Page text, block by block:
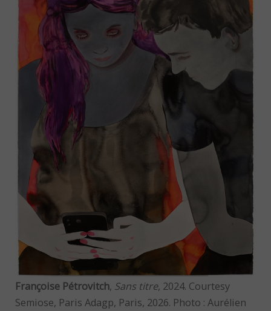
Françoise Pétrovitch, Sans titre, 2024. Courtesy
Semiose, Paris Adagp, Paris, 2026. Photo : Aurélien